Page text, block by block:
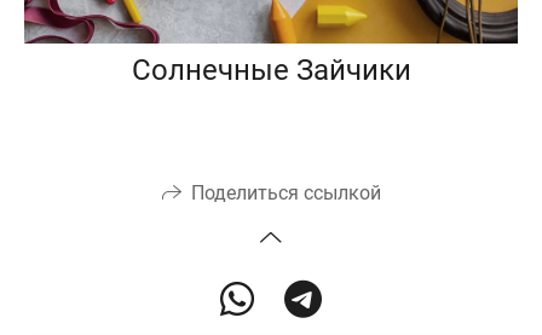
Солнечные Зайчики
Поделиться ссылкой